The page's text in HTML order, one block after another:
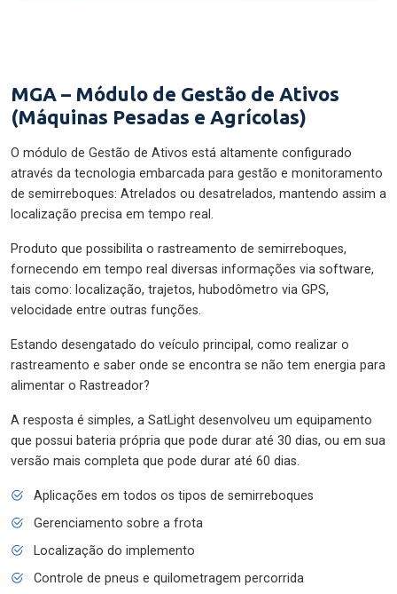
MGA – Módulo de Gestão de Ativos
(Máquinas Pesadas e Agrícolas)
O módulo de Gestão de Ativos está altamente configurado
através da tecnologia embarcada para gestão e monitoramento
de semirreboques: Atrelados ou desatrelados, mantendo assim a
localização precisa em tempo real.
Produto que possibilita o rastreamento de semirreboques,
fornecendo em tempo real diversas informações via software,
tais como: localização, trajetos, hubodômetro via GPS,
velocidade entre outras funções.
Estando desengatado do veículo principal, como realizar o
rastreamento e saber onde se encontra se não tem energia para
alimentar o Rastreador?
A resposta é simples, a SatLight desenvolveu um equipamento
que possui bateria própria que pode durar até 30 dias, ou em sua
versão mais completa que pode durar até 60 dias.
Aplicações em todos os tipos de semirreboques
Gerenciamento sobre a frota
Localização do implemento
Controle de pneus e quilometragem percorrida